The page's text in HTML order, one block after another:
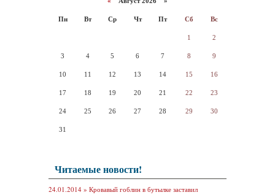
Пн Вт Ср Чт Пт Сб Вс
1 2
3 4 5 6 7 8 9
10 11 12 13 14 15 16
17 18 19 20 21 22 23
24 25 26 27 28 29 30
31
Читаемые новости!
24.01.2014 » Кровавый гоблин в бутылке заставил